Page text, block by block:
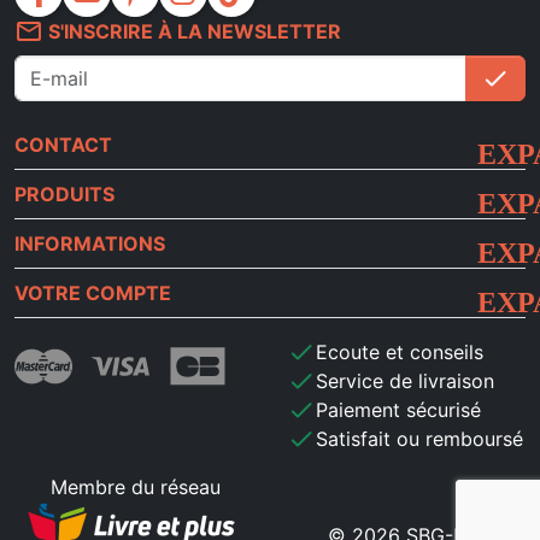
mail_outline S'INSCRIRE À LA NEWSLETTER
check
CONTACT
PRODUITS
INFORMATIONS
VOTRE COMPTE
check Ecoute et conseils
check Service de livraison
check Paiement sécurisé
check Satisfait ou remboursé
Membre du réseau